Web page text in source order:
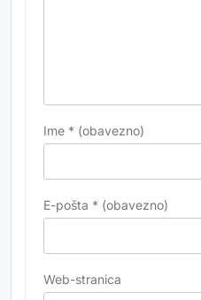
Ime * (obavezno)
E-pošta * (obavezno)
Web-stranica